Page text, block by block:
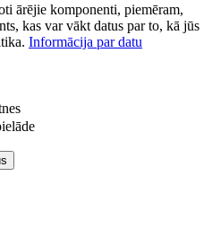
ārējie komponenti, piemēram,
kas var vākt datus par to, kā jūs
Informācija par datu